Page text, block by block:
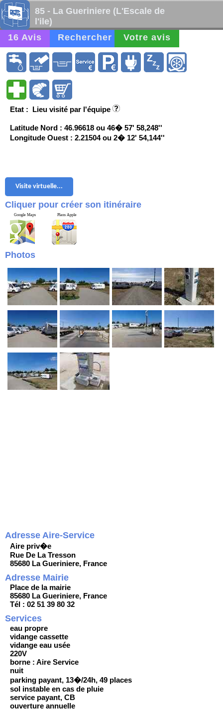
85 - La Gueriniere (L'Escale de
l'ile)
16 Avis
Rechercher Votre avis
Etat : Lieu visité par l'équipe
Latitude Nord : 46.96618 ou 46� 57' 58,248''
Longitude Ouest : 2.21504 ou 2� 12' 54,144''
Visite virtuelle...
Cliquer pour créer son itinéraire
Google Maps Plans Apple
Photos
Adresse Aire-Service
Aire priv�e
Rue De La Tresson
85680 La Gueriniere, France
Adresse Mairie
Place de la mairie
85680 La Gueriniere, France
Tél : 02 51 39 80 32
Services
eau propre
vidange cassette
vidange eau usée
220V
borne : Aire Service
nuit
parking payant, 13�/24h, 49 places
sol instable en cas de pluie
service payant, CB
ouverture annuelle